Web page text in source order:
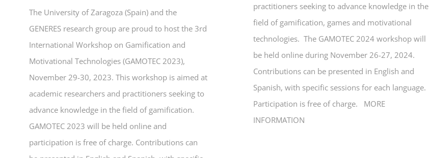
practitioners seeking to advance knowledge in the
field of gamification, games and motivational
technologies. The GAMOTEC 2024 workshop will
be held online during November 26-27, 2024.
Contributions can be presented in English and
Spanish, with specific sessions for each language.
Participation is free of charge. MORE
INFORMATION
The University of Zaragoza (Spain) and the
GENERES research group are proud to host the 3rd
International Workshop on Gamification and
Motivational Technologies (GAMOTEC 2023),
November 29-30, 2023. This workshop is aimed at
academic researchers and practitioners seeking to
advance knowledge in the field of gamification.
GAMOTEC 2023 will be held online and
participation is free of charge. Contributions can